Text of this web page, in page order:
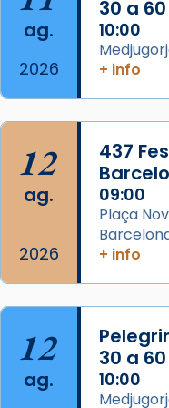
Photo
View on Facebook ·
Jaume, fill de
seu germà Joan
acompanyava
Segons el llibre
apòstol màrtir,
Herodes Agripa
Regnes
Espanya.
El seu sepulcre
ag.
2026
30 a
10:00
+ info
12
ag.
2026
437
09:00
Plaça
+ info
12
ag.
30 a
10:00